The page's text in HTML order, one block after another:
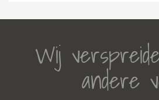
Wij
andere